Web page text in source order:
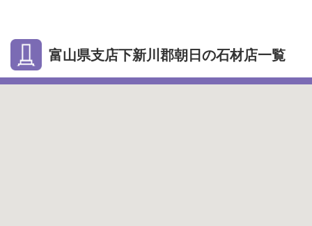
富山県支店下新川郡朝日の石材店一覧